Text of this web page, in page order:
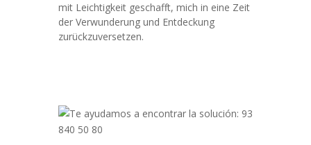
mit Leichtigkeit geschafft, mich in eine Zeit
der Verwunderung und Entdeckung
zurückzuversetzen.